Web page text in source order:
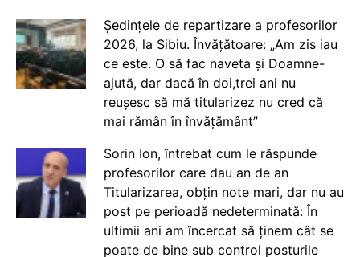
Ședințele de repartizare a profesorilor
2026, la Sibiu. Învățătoare: „Am zis iau
ce este. O să fac naveta și Doamne-
ajută, dar dacă în doi,trei ani nu
reușesc să mă titularizez nu cred că
mai rămân în învățământ”
Sorin Ion, întrebat cum le răspunde
profesorilor care dau an de an
Titularizarea, obțin note mari, dar nu au
post pe perioadă nedeterminată: În
ultimii ani am încercat să ținem cât se
poate de bine sub control posturile